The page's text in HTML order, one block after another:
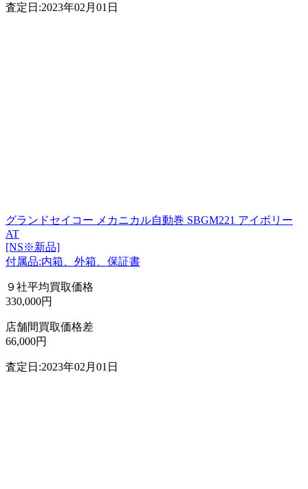
査定日:2023年02月01日
グランドセイコー メカニカル自動巻 SBGM221 アイボリー
AT
[NS※新品]
付属品:内箱、外箱、保証書
９社平均買取価格
330,000円
店舗間買取価格差
66,000円
査定日:2023年02月01日